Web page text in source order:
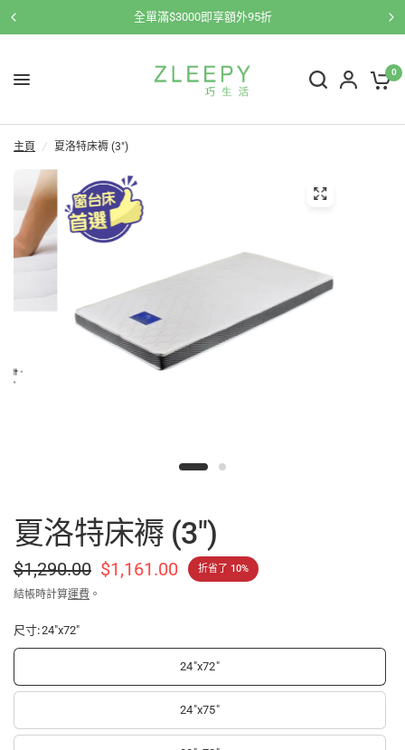
全單滿$3000即享額外95折
0
主頁 / 夏洛特床褥 (3")
夏洛特床褥 (3")
$1,290.00 $1,161.00 折省了 10%
結帳時計算運費 。
尺寸:24"x72"
24"x72"
24"x75"